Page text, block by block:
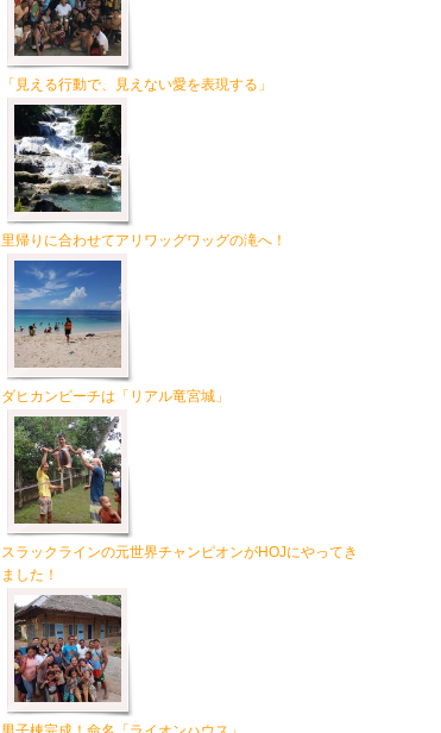
「見える行動で、見えない愛を表現する」
里帰りに合わせてアリワッグワッグの滝へ！
ダヒカンビーチは「リアル竜宮城」
スラックラインの元世界チャンピオンがHOJにやってき
ました！